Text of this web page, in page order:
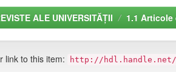
ALE UNIVERSITĂȚII 1.1 Articole
link to this item: http://hdl.handle.net/